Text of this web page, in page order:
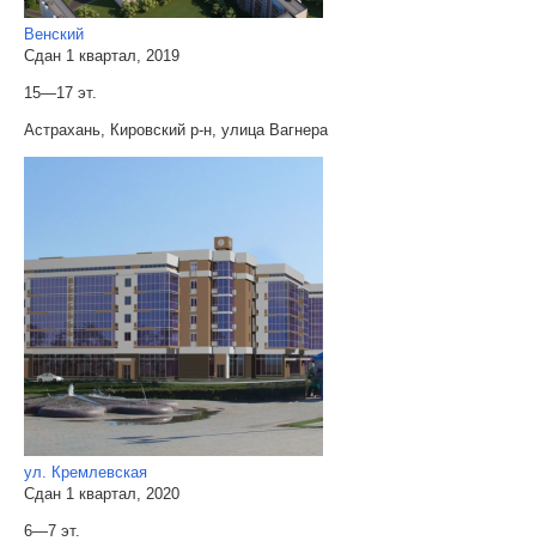
Венский
Сдан 1 квартал, 2019
15—17 эт.
Астрахань, Кировский р-н, улица Вагнера
ул. Кремлевская
Сдан 1 квартал, 2020
6—7 эт.